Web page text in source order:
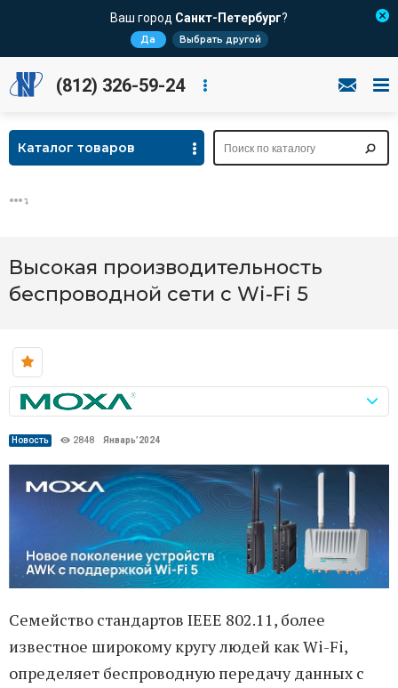
Ваш город Санкт-Петербург?
Да Выбрать другой
(812) 326-59-24
Каталог товаров
Высокая производительность
беспроводной сети с Wi-Fi 5
Новость 2848 Январь’2024
Семейство стандартов IEEE 802.11, более
известное широкому кругу людей как Wi-Fi,
определяет беспроводную передачу данных с